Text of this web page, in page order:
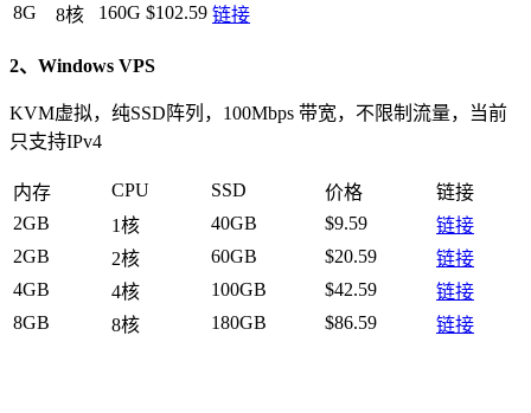
8G
8核 160G $102.59 链接
2、Windows VPS
KVM虚拟，纯SSD阵列，100Mbps 带宽，不限制流量，当前
只支持IPv4
内存 CPU SSD 价格
链接
2GB
1核 40GB $9.59
链接
2GB
2核 60GB $20.59
链接
4GB
4核 100GB $42.59
链接
8GB
8核 180GB $86.59 链接